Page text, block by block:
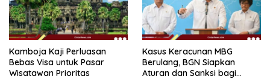
Kamboja Kaji Perluasan
Bebas Visa untuk Pasar
Wisatawan Prioritas
Kasus Keracunan MBG
Berulang, BGN Siapkan
Aturan dan Sanksi bagi